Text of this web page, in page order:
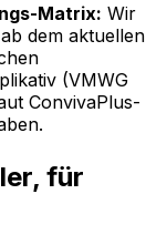
Matrix: Wir
dem aktuellen
(VMWG
ConvivaPlus-
für